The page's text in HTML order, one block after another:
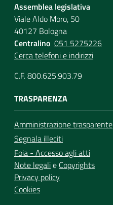
Assemblea legislativa
Viale Aldo Moro, 50
40127 Bologna
Centralino 051 5275226
Cerca telefoni e indirizzi
C.F. 800.625.903.79
TRASPARENZA
Amministrazione trasparente
Segnala illeciti
Foia - Accesso agli atti
Note legalie Copyrights
Privacy policy
Cookies